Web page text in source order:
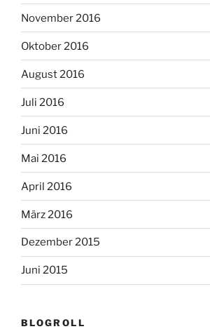
November 2016
Oktober 2016
August 2016
Juli 2016
Juni 2016
Mai 2016
April 2016
März 2016
Dezember 2015
Juni 2015
BLOGROLL